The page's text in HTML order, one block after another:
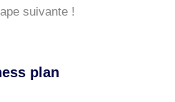
suivante !
plan